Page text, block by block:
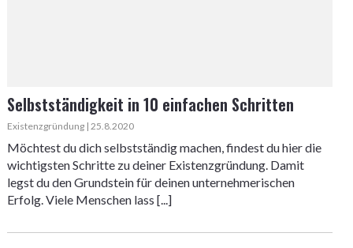
Selbstständigkeit in 10 einfachen Schritten
Existenzgründung | 25.8.2020
Möchtest du dich selbstständig machen, findest du hier die
wichtigsten Schritte zu deiner Existenzgründung. Damit
legst du den Grundstein für deinen unternehmerischen
Erfolg. Viele Menschen lass [...]